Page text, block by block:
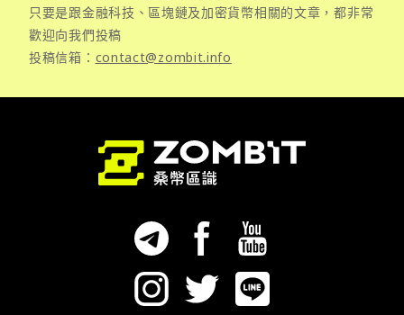
只要是跟金融科技、區塊鏈及加密貨幣相關的文章，都非常
歡迎向我們投稿
投稿信箱： contact@zombit.info